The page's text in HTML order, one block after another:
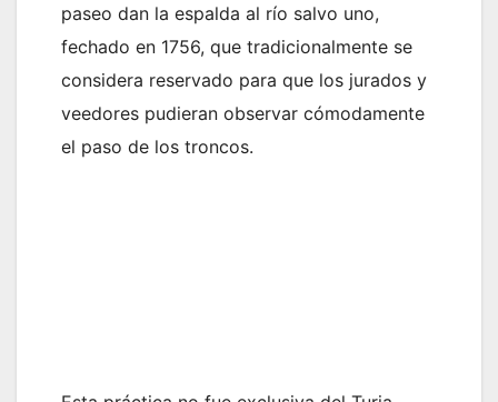
paseo dan la espalda al río salvo uno,
fechado en 1756, que tradicionalmente se
considera reservado para que los jurados y
veedores pudieran observar cómodamente
el paso de los troncos.